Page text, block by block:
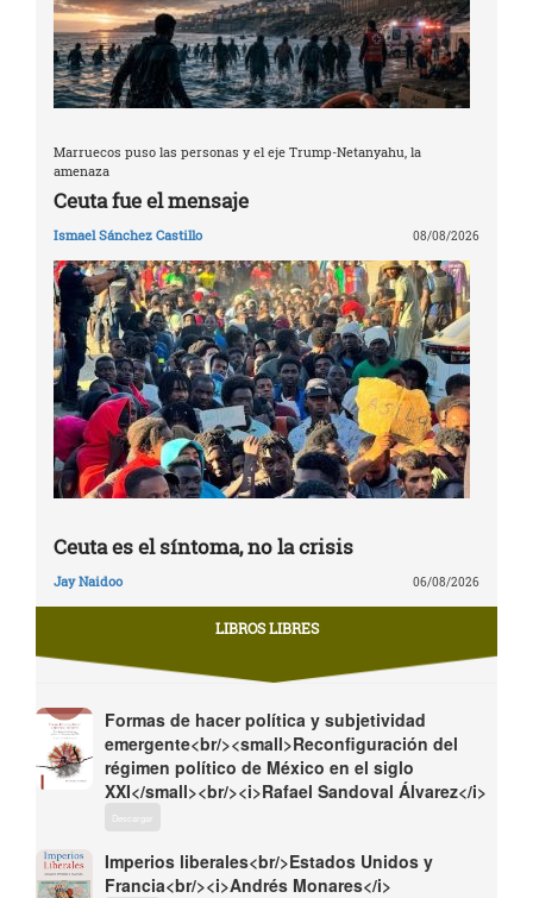
Marruecos puso las personas y el eje Trump-Netanyahu, la
amenaza
Ceuta fue el mensaje
Ismael Sánchez Castillo 08/08/2026
Ceuta es el síntoma, no la crisis
Jay Naidoo 06/08/2026
LIBROS LIBRES
Formas de hacer política y subjetividad
emergente<br/><small>Reconfiguración del
régimen político de México en el siglo
XXI</small><br/><i>Rafael Sandoval Álvarez</i>
Descargar
Imperios liberales<br/>Estados Unidos y
Francia<br/><i>Andrés Monares</i>